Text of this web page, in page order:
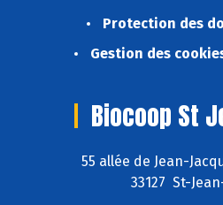
Protection des
Gestion des
Biocoop St
55 allée de Jean-
33127 St-